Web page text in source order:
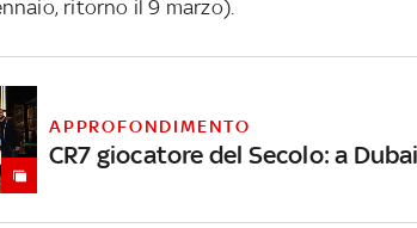
ritorno il 9 marzo).
APPROFONDIMENTO
CR7 giocatore del Secolo: a